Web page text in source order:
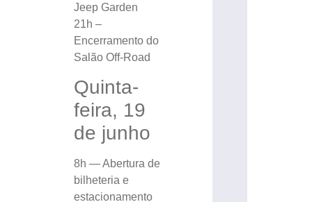
Jeep Garden
21h –
Encerramento do
Salão Off-Road
Quinta-
feira, 19
de junho
8h — Abertura de
bilheteria e
estacionamento